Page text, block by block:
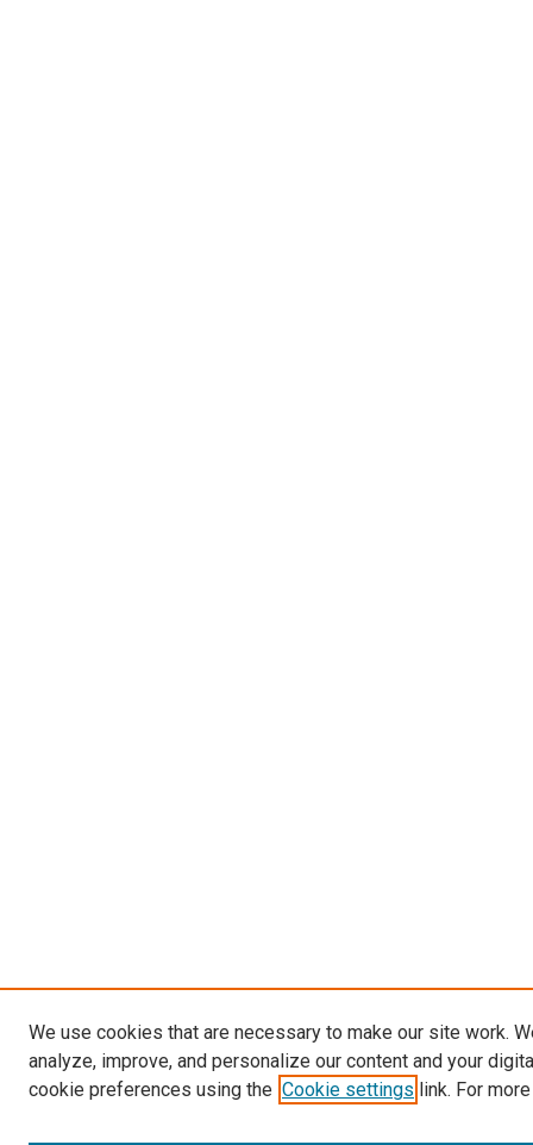
We use cookies that are necessary to make our site work.
analyze, improve, and personalize our content and your
cookie preferences using the Cookie settings link. For